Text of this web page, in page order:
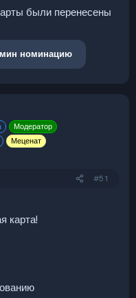
были перенесены
номинацию
Модератор
Меценат
#51
карта!